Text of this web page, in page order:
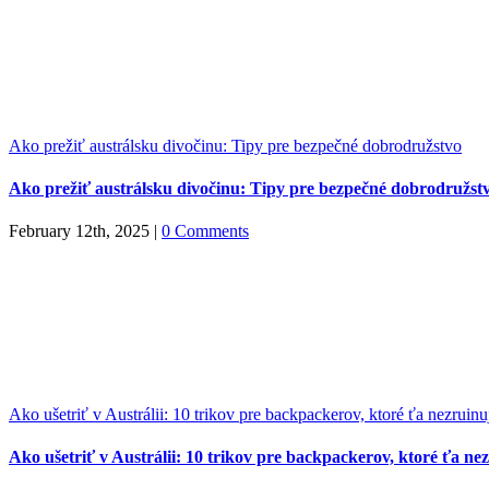
Ako prežiť austrálsku divočinu: Tipy pre bezpečné dobrodružstvo
Ako prežiť austrálsku divočinu: Tipy pre bezpečné
February 12th, 2025 | 0 Comments
Ako ušetriť v Austrálii: 10 trikov pre backpackerov, ktoré ťa
Ako ušetriť v Austrálii: 10 trikov pre backpackerov, ktoré ťa